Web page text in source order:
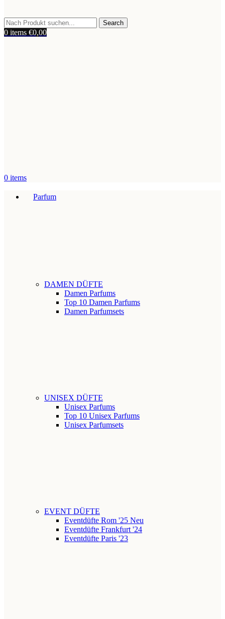
Search
0 items €0,00
0 items
Parfum
DAMEN DÜFTE
Damen Parfums
Top 10 Damen Parfums
Damen Parfumsets
UNISEX DÜFTE
Unisex Parfums
Top 10 Unisex Parfums
Unisex Parfumsets
EVENT DÜFTE
Eventdüfte Rom '25 Neu
Eventdüfte Frankfurt '24
Eventdüfte Paris '23